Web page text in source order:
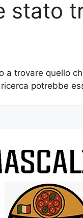
stato
a trovare quello
potrebbe